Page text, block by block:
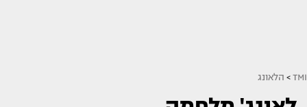
TMI
> הלאונג